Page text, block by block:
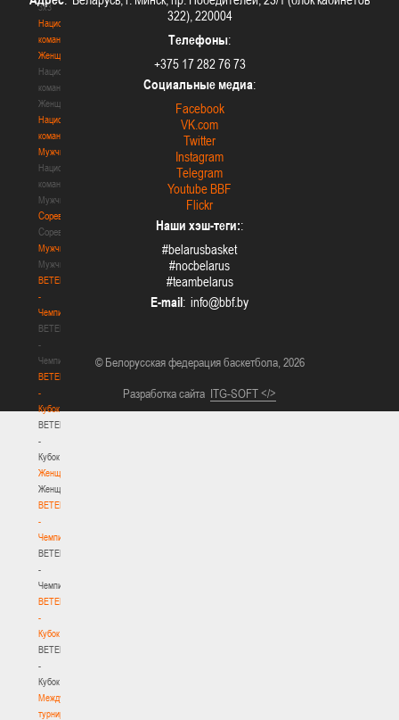
3х3
Национальная
команда.
Женщины
Национальная
команда.
Женщины
Национальная
команда.
Мужчины
Национальная
команда.
Мужчины
Соревнования
Соревнования
Мужчины
Мужчины
BETERA
-
Чемпионат
BETERA
-
Чемпионат
BETERA
-
Кубок
BETERA
-
Кубок
Женщины
Женщины
BETERA
-
Чемпионат
BETERA
-
Чемпионат
BETERA
-
Кубок
BETERA
-
Кубок
Международный
турнир
322), 220004
Телефоны:
+375 17 282 76 73
Социальные медиа:
Facebook
VK.com
Twitter
Instagram
Telegram
Youtube BBF
Flickr
Наши хэш-теги::
#belarusbasket
#nocbelarus
#teambelarus
E-mail:
© Белорусская федерация баскетбола, 2026
Разработка сайта ITG-SOFT </>